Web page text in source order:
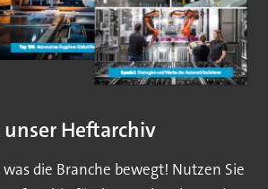
unser Heftarchiv
die Branche bewegt! Nutzen Sie